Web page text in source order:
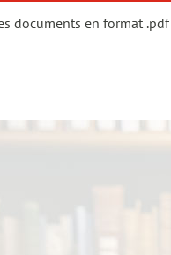
documents en format